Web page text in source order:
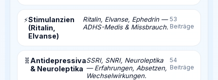
⚡Stimulanzien
(Ritalin,
Elvanse)
Ritalin, Elvanse, Ephedrin —
ADHS-Medis & Missbrauch.
53
Beiträge
🧬 Antidepressiva
& Neuroleptika
SSRI, SNRI, Neuroleptika
— Erfahrungen, Absetzen,
Wechselwirkungen.
54
Beiträge